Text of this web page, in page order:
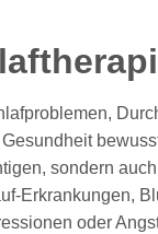
sondern
Erkrankungen,
oder